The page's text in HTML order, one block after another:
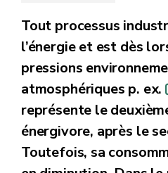
Tout processus
l’énergie et est dès
pressions
atmosphériques p. ex.
représente le
énergivore, après le
Toutefois, sa